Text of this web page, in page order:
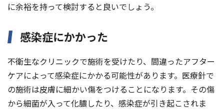
に余裕を持って検討すると良いでしょう。
感染症にかかった
不衛生なクリニックで施術を受けたり、間違ったアフター
ケアによって感染症にかかる可能性があります。医療針で
の施術は皮膚に細かい傷をつけることになります。その傷
から細菌が入って化膿したり、感染症が引き起こされま